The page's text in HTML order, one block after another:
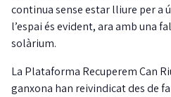
continua sense estar lliure per a
l’espai és evident, ara amb una
solàrium.
La Plataforma Recuperem Can
ganxona han reivindicat des de